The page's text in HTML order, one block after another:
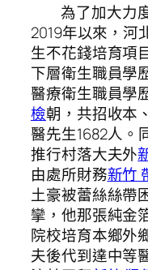
為了加大力
2019年以來，河
生不花錢培育項
下層衛生職員學
醫療衛生職員學
檢朝，共招收本
醫先生1682人。
推行村落大夫外
由處所財務新竹
土豪被蕾絲絲帶
攣，他那張純金
院校培育本鄉外
夫後代到達中等